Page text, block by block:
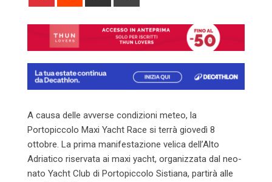
A causa delle avverse condizioni meteo, la
Portopiccolo Maxi Yacht Race si terrà giovedì 8
ottobre. La prima manifestazione velica dell’Alto
Adriatico riservata ai maxi yacht, organizzata dal neo-
nato Yacht Club di Portopiccolo Sistiana, partirà alle